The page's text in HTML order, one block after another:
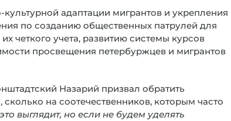
адаптации мигрантов и укрепления
по созданию общественных патрулей для
четкого учета, развитию системы курсов
просвещения петербуржцев и мигрантов
Назарий призвал обратить
на соотечественников, которым часто
выглядит, но если не будем уделять